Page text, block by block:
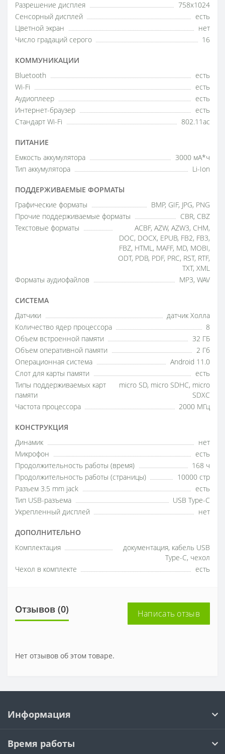
Разрешение дисплея
758x1024
Сенсорный дисплей
есть
Цветной экран
нет
Число градаций серого
16
КОММУНИКАЦИИ
Bluetooth
есть
Wi-Fi
есть
Аудиоплеер
есть
Интернет-браузер
есть
Стандарт Wi-Fi
802.11ac
ПИТАНИЕ
Емкость аккумулятора
3000 мА*ч
Тип аккумулятора
Li-Ion
ПОДДЕРЖИВАЕМЫЕ ФОРМАТЫ
Графические форматы
BMP, GIF, JPG, PNG
Прочие поддерживаемые форматы
CBR, CBZ
Текстовые форматы
ACBF, AZW, AZW3, CHM,
DOC, DOCX, EPUB, FB2, FB3,
FBZ, HTML, MAFF, MD, MOBI,
ODT, PDB, PDF, PRC, RST, RTF,
TXT, XML
Форматы аудиофайлов
MP3, WAV
СИСТЕМА
Датчики
датчик Холла
Количество ядер процессора
8
Объем встроенной памяти
32 ГБ
Объем оперативной памяти
2 Гб
Операционная система
Android 11.0
Слот для карты памяти
есть
Типы поддерживаемых карт
памяти
micro SD, micro SDHC, micro
SDXC
Частота процессора
2000 МГц
КОНСТРУКЦИЯ
Динамик
нет
Микрофон
есть
Продолжительность работы (время)
168 ч
Продолжительность работы (страницы)
10000 стр
Разъем 3.5 mm jack
есть
Тип USB-разъема
USB Type-C
Укрепленный дисплей
нет
ДОПОЛНИТЕЛЬНО
Комплектация
документация, кабель USB
Type-C, чехол
Чехол в комплекте
есть
Отзывов (0) Написать отзыв
Нет отзывов об этом товаре.
Информация
Время работы